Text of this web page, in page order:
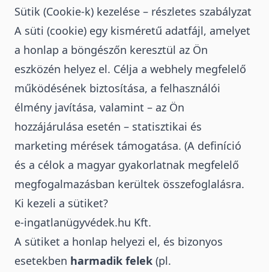
Sütik (Cookie-k) kezelése – részletes szabályzat
A süti (cookie) egy kisméretű adatfájl, amelyet
a honlap a böngészőn keresztül az Ön
eszközén helyez el. Célja a webhely megfelelő
működésének biztosítása, a felhasználói
élmény javítása, valamint – az Ön
hozzájárulása esetén – statisztikai és
marketing mérések támogatása. (A definíció
és a célok a magyar gyakorlatnak megfelelő
megfogalmazásban kerültek összefoglalásra.
Ki kezeli a sütiket?
e-ingatlanügyvédek.hu Kft.
A sütiket a honlap helyezi el, és bizonyos
esetekben harmadik felek (pl.